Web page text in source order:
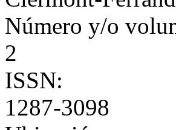
Número y/o
2
ISSN:
1287-3098